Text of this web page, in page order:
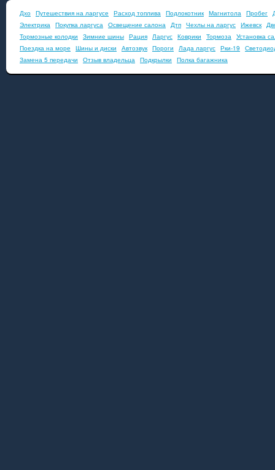
Дхо Путешествия на ларгусе Расход топлива Подлокотник Магнитола Пробег
Электрика Покупка ларгуса Освещение салона Дтп Чехлы на ларгус Ижевск
Тормозные колодки
Зимние шины Рация Ларгус Коврики Тормоза Установка
Поездка на море
Шины и диски Автозвук Пороги Лада ларгус Рки-19
Замена 5 передачи
Отзыв владельца Подкрылки Полка багажника